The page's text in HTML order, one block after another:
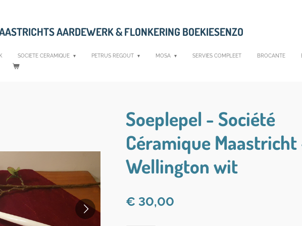
AARDEWERK &FLONKERING BOEKIESENZO
SOCIETE CERAMIQUE PETRUS REGOUT MOSA SERVIES COMPLEET BROCANTE
Soeplepel - Société
Céramique
Wellington wit
€ 30,00